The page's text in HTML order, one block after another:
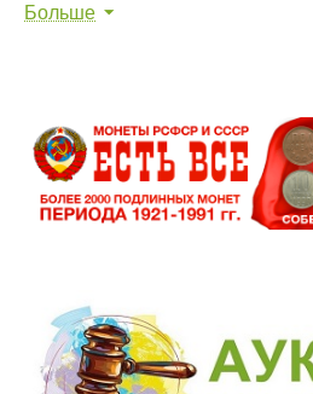
Мы уважаем ваше хобби и помогаем
Больше